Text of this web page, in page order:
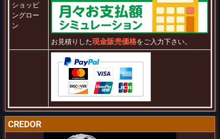
ショッピ
ングロー
ン
お見積りした現金販売価格をご入力下さい。
CREDOR